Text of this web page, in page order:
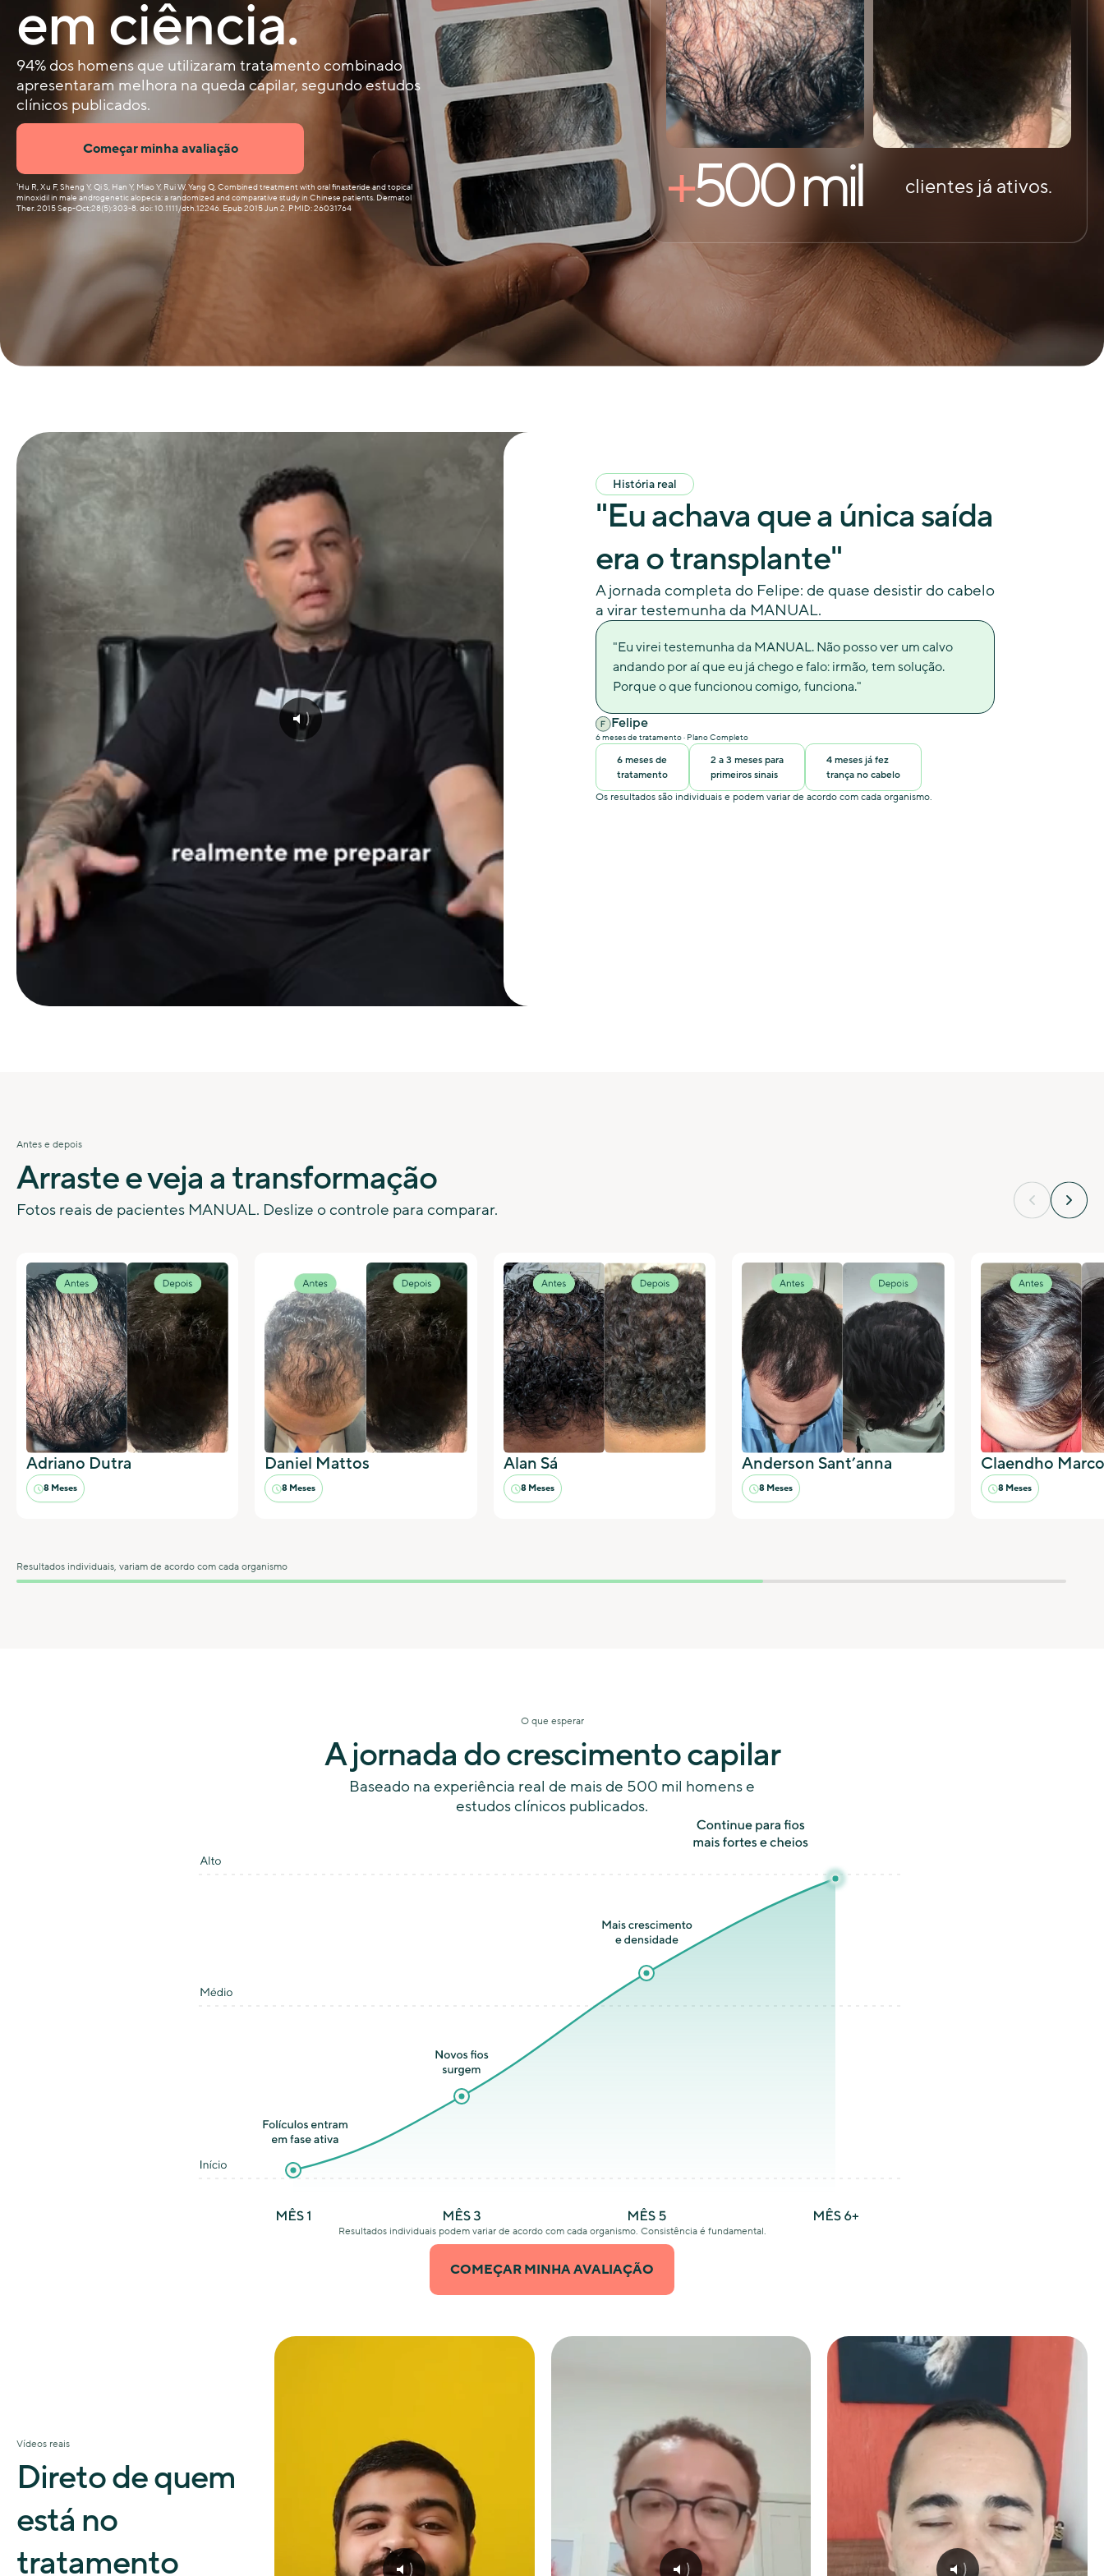
em ciência.
94% dos homens que utilizaram tratamento combinado
apresentaram melhora na queda capilar, segundo estudos
clínicos publicados.
Começar minha avaliação
¹Hu R, Xu F, Sheng Y, Qi S, Han Y, Miao Y, Rui W, Yang Q. Combined treatment with oral finasteride and topical
minoxidil in male androgenetic alopecia: a randomized and comparative study in Chinese patients. Dermatol
Ther. 2015 Sep-Oct;28(5):303-8. doi: 10.1111/dth.12246. Epub 2015 Jun 2. PMID: 26031764
+500 mil clientes já ativos.
Click
for
História real
"Eu achava que a única saída
era o transplante"
A jornada completa do Felipe: de quase desistir do cabelo
a virar testemunha da MANUAL.
"Eu virei testemunha da MANUAL. Não posso ver um calvo
andando por aí que eu já chego e falo: irmão, tem solução.
Porque o que funcionou comigo, funciona."
Felipe
6 meses de tratamento · Plano Completo
6 meses de
tratamento
2 a 3 meses para
primeiros sinais
4 meses já fez
trança no cabelo
Os resultados são individuais e podem variar de acordo com cada organismo.
Antes e depois
Arraste e veja a transformação
Fotos reais de pacientes MANUAL. Deslize o controle para comparar.
Adriano Dutra
8 Meses
Daniel Mattos
8 Meses
Alan Sá
8 Meses
Anderson Sant’anna
8 Meses
Claendho
8 Meses
Resultados individuais, variam de acordo com cada organismo
O que esperar
A jornada do crescimento capilar
Baseado na experiência real de mais de 500 mil homens e
estudos clínicos publicados.
Resultados individuais podem variar de acordo com cada organismo. Consistência é fundamental.
COMEÇAR MINHA AVALIAÇÃO
Vídeos reais
Direto de quem
está no
tratamento